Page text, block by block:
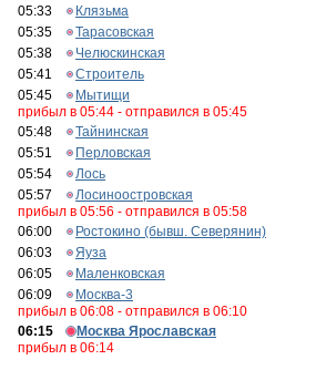
05:33
Клязьма
05:35
Тарасовская
05:38
Челюскинская
05:41
Строитель
05:45
Мытищи
прибыл в 05:44 - отправился в 05:45
05:48
Тайнинская
05:51
Перловская
05:54
Лось
05:57
Лосиноостровская
прибыл в 05:56 - отправился в 05:58
06:00
Ростокино (бывш. Северянин)
06:03
Яуза
06:05
Маленковская
06:09
Москва-3
прибыл в 06:08 - отправился в 06:10
06:15
Москва Ярославская
прибыл в 06:14